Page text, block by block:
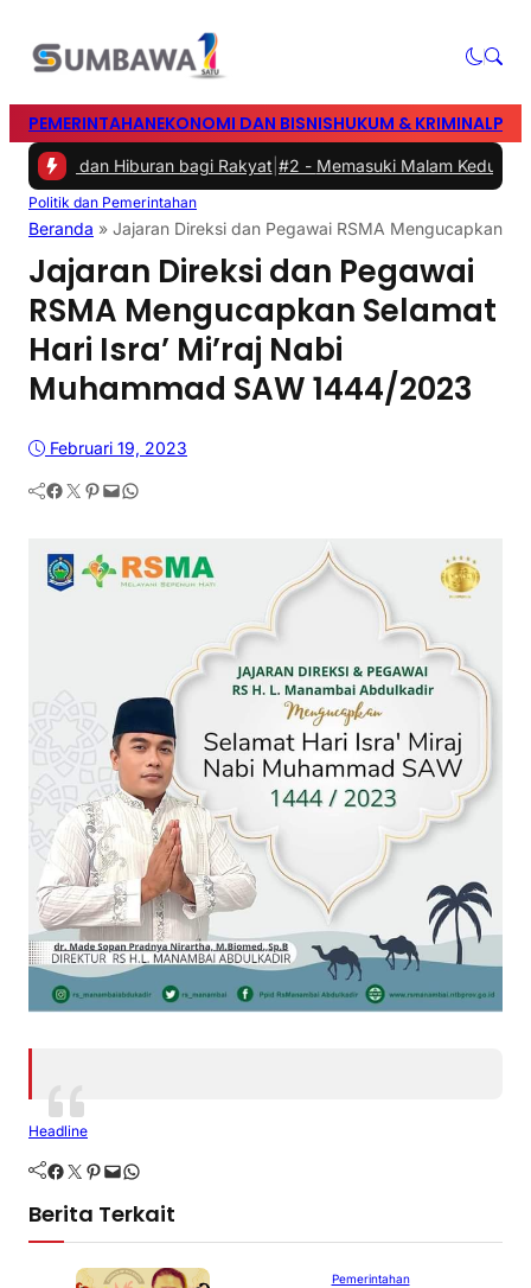
PEMERINTAHANEKONOMI DAN BISNISHUKUM & KRIMINAL
dan Hiburan bagi Rakyat|#2 -Memasuki Malam Kedua yang
Politik dan Pemerintahan
Beranda » Jajaran Direksi dan Pegawai RSMA Mengucapkan
Jajaran Direksi dan Pegawai
RSMA Mengucapkan Selamat
Hari Isra’ Mi’raj Nabi
Muhammad SAW 1444/2023
Februari 19, 2023
Facebook Twitter Pinterest Mail WhatsApp
Headline
Facebook Twitter Pinterest Mail WhatsApp
Berita Terkait
Pemerintahan